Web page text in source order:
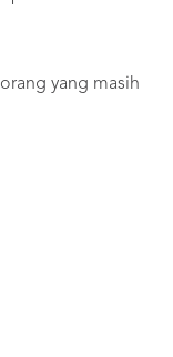
yang masih